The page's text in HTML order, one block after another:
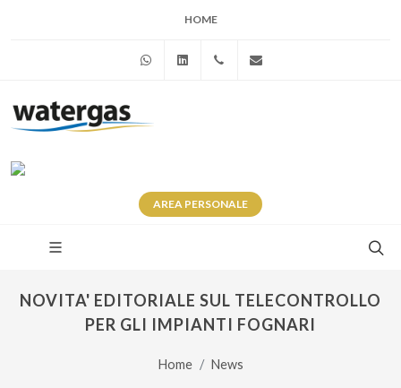
HOME
WhatsAppLinkedin+39 345 281 0246
AREA PERSONALE
NOVITA' EDITORIALE SUL TELECONTROLLO
PER GLI IMPIANTI FOGNARI
Home News